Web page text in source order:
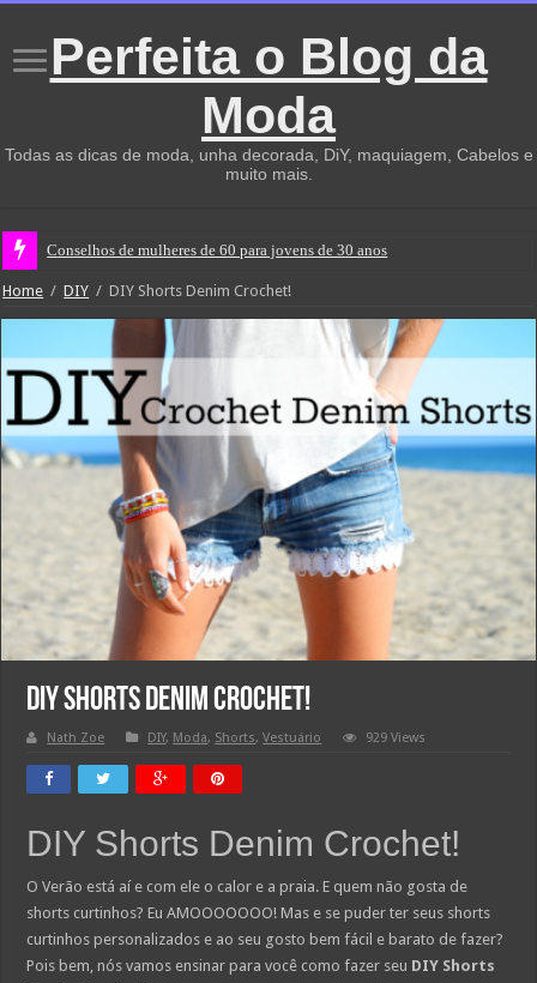
Perfeita o Blog da
Moda
Todas as dicas de moda, unha decorada, DiY, maquiagem, Cabelos e
muito mais.
Conselhos de mulheres de 60 para jovens de 30 anos
Home / DIY / DIY Shorts Denim Crochet!
DIY Shorts Denim Crochet!
Nath Zoe DIY, Moda, Shorts,Vestuário 929 Views
DIY Shorts Denim Crochet!
O Verão está aí e com ele o calor e a praia. E quem não gosta de
shorts curtinhos? Eu AMOOOOOOO! Mas e se puder ter seus shorts
curtinhos personalizados e ao seu gosto bem fácil e barato de fazer?
Pois bem, nós vamos ensinar para você como fazer seu DIY Shorts